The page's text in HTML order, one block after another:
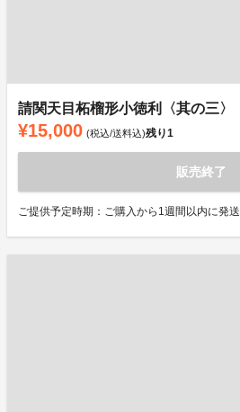
請関天目柘榴形小徳利〈其の三〉
¥15,000 (税込/送料込)残り1
販売終了
ご提供予定時期：ご購入から1週間以内に発送